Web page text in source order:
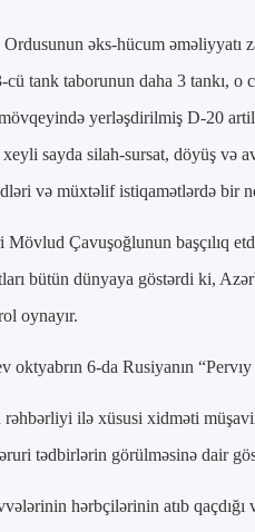
əks-hücum əməliyyatı
tank taborunun daha 3 tankı,
yerləşdirilmiş D-20
sayda silah-sursat, döyüş
və müxtəlif istiqamətlərdə bir
Çavuşoğlunun başçılıq
bütün dünyaya göstərdi ki,
oynayır.
6-da Rusiyanın
ilə xüsusi xidməti
tədbirlərin görülməsinə dair
hərbçilərinin atıb